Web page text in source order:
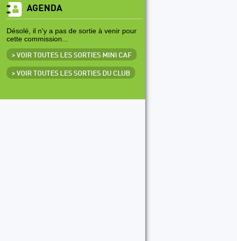
AGENDA
Désolé, il n'y a pas de sortie à venir pour
cette commission...
> VOIR TOUTES LES SORTIES MINI CAF
> VOIR TOUTES LES SORTIES DU CLUB